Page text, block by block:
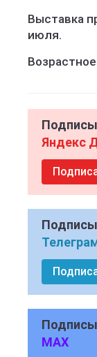
Выставка
июля.
Яндекс
MAX